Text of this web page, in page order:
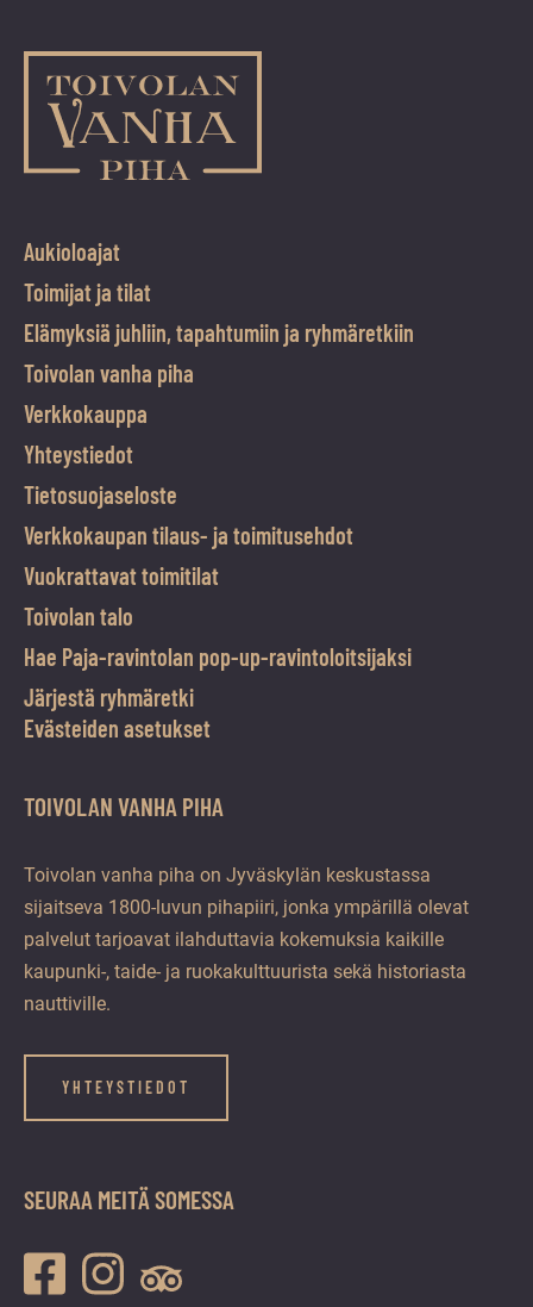
tulee
jättää
koskemattomaksi.
Aukioloajat
Toimijat ja tilat
Elämyksiä juhliin, tapahtumiin ja ryhmäretkiin
Toivolan vanha piha
Verkkokauppa
Yhteystiedot
Tietosuojaseloste
Verkkokaupan tilaus- ja toimitusehdot
Vuokrattavat toimitilat
Toivolan talo
Hae Paja-ravintolan pop-up-ravintoloitsijaksi
Järjestä ryhmäretki
Evästeiden asetukset
TOIVOLAN VANHA PIHA
Toivolan vanha piha on Jyväskylän keskustassa
sijaitseva 1800-luvun pihapiiri, jonka ympärillä olevat
palvelut tarjoavat ilahduttavia kokemuksia kaikille
kaupunki-, taide- ja ruokakulttuurista sekä historiasta
nauttiville.
YHTEYSTIEDOT
SEURAA MEITÄ SOMESSA